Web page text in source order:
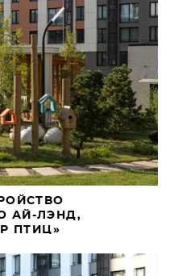
АЙ-ЛЭНД,
ПТИЦ»